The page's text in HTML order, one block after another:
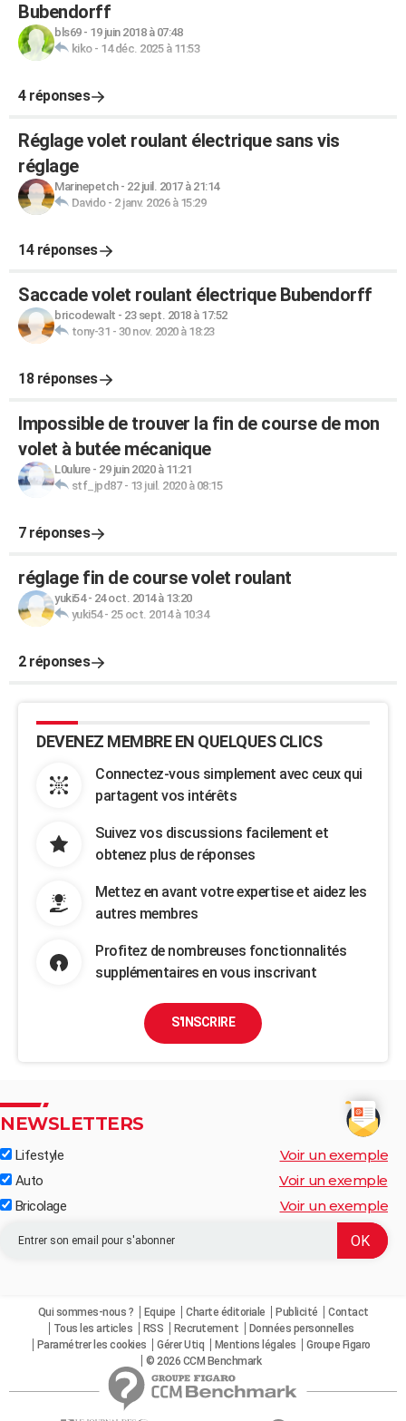
Bubendorff
bls69- 19 juin 2018 à 07:48
kiko- 14 déc. 2025 à 11:53
4 réponses
Réglage volet roulant électrique sans vis
réglage
Marinepetch- 22 juil. 2017 à 21:14
Davido- 2 janv. 2026 à 15:29
14 réponses
Saccade volet roulant électrique Bubendorff
bricodewalt - 23 sept. 2018 à 17:52
tony-31 - 30 nov. 2020 à 18:23
18 réponses
Impossible de trouver la fin de course de mon
volet à butée mécanique
L0ulure- 29 juin 2020 à 11:21
stf_jpd87- 13 juil. 2020 à 08:15
7 réponses
réglage fin de course volet roulant
yuki54- 24 oct. 2014 à 13:20
yuki54- 25 oct. 2014 à 10:34
2 réponses
DEVENEZ MEMBRE EN QUELQUES CLICS
Connectez-vous simplement avec ceux qui
partagent vos intérêts
Suivez vos discussions facilement et
obtenez plus de réponses
Mettez en avant votre expertise et aidez les
autres membres
Profitez de nombreuses fonctionnalités
supplémentaires en vous inscrivant
S'INSCRIRE
NEWSLETTERS
Lifestyle Voir un exemple
Auto Voir un exemple
Bricolage Voir un exemple
Qui sommes-nous ? Equipe Charte éditoriale Publicité
Contact
Tous les articles
RSS Recrutement
Données personnelles
Paramétrer les cookies
Gérer Utiq Mentions légales
Groupe Figaro
© 2026 CCM Benchmark